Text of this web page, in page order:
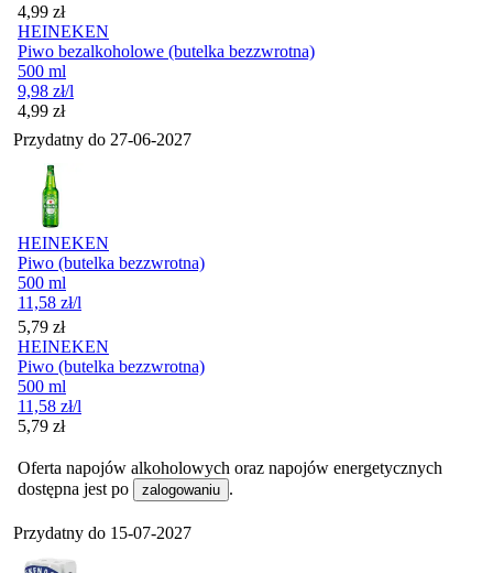
Cena
4,99 zł
HEINEKEN
Piwo bezalkoholowe (butelka bezzwrotna)
500 ml
9,98 zł/l
Cena
4,99 zł
Przydatny do 27-06-2027
HEINEKEN
Piwo (butelka bezzwrotna)
500 ml
11,58 zł/l
Cena
5,79 zł
HEINEKEN
Piwo (butelka bezzwrotna)
500 ml
11,58 zł/l
Cena
5,79 zł
Oferta napojów alkoholowych oraz napojów energetycznych
dostępna jest po
zalogowaniu .
Przydatny do 15-07-2027